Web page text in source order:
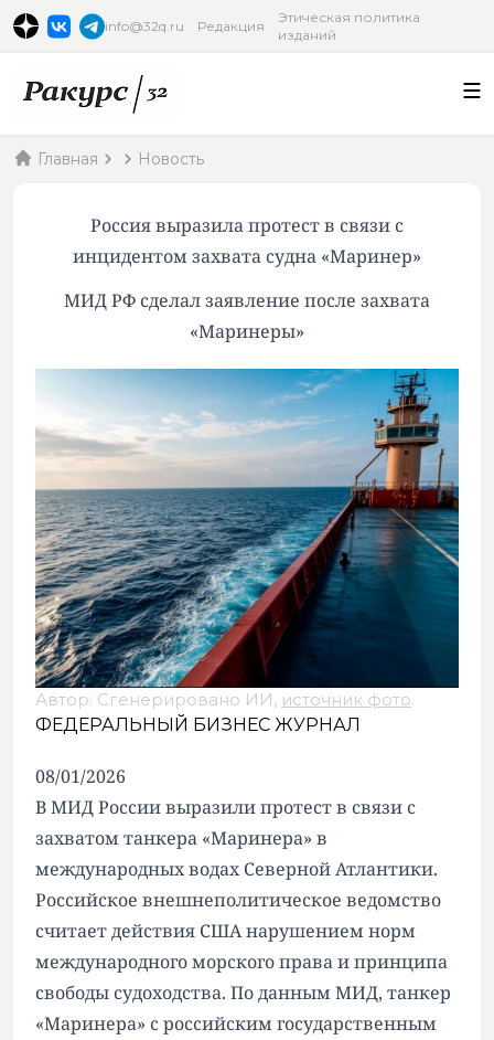
info@32q.ru Редакция
Этическая политика
изданий
Главная Новость
Россия выразила протест в связи с
инцидентом захвата судна «Маринер»
МИД РФ сделал заявление после захвата
«Маринеры»
Автор: Сгенерировано ИИ, источник фото.
ФЕДЕРАЛЬНЫЙ БИЗНЕС ЖУРНАЛ
08/01/2026
В МИД России выразили протест в связи с
захватом танкера «Маринера» в
международных водах Северной Атлантики.
Российское внешнеполитическое ведомство
считает действия США нарушением норм
международного морского права и принципа
свободы судоходства. По данным МИД, танкер
«Маринера» с российским государственным